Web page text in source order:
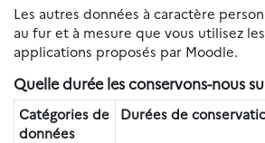
Les autres données à caractère
au fur et à mesure que vous utilisez
applications proposés par Moodle.
Quelle durée les conservons-nous
Catégories de
données
Durées de